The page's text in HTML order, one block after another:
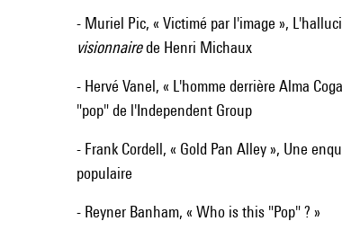
- Muriel Pic, « Victimé par l'image »,
visionnairede Henri Michaux
- Hervé Vanel, « L'homme derrière Alma
"pop" de l'Independent Group
- Frank Cordell, « Gold Pan Alley », Une
populaire
- Reyner Banham, « Who is this "Pop" ? »